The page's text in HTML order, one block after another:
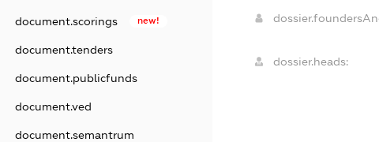
document.scorings new!
document.tenders
document.publicfunds
document.ved
document.semantrum
dossier.heads: